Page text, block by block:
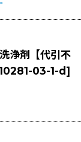
浄剤【代引不
03-1-d]